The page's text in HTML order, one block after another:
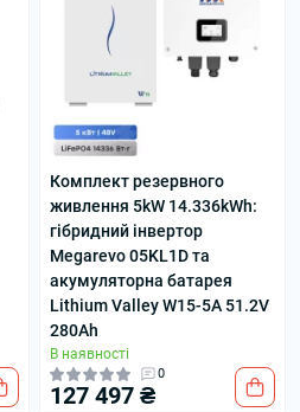
Комплект резервного
живлення 5kW 14.336kWh:
гібридний інвертор
Megarevo 05KL1D та
акумуляторна батарея
Lithium Valley W15-5A 51.2V
280Ah
В наявності
0
127 497 ₴